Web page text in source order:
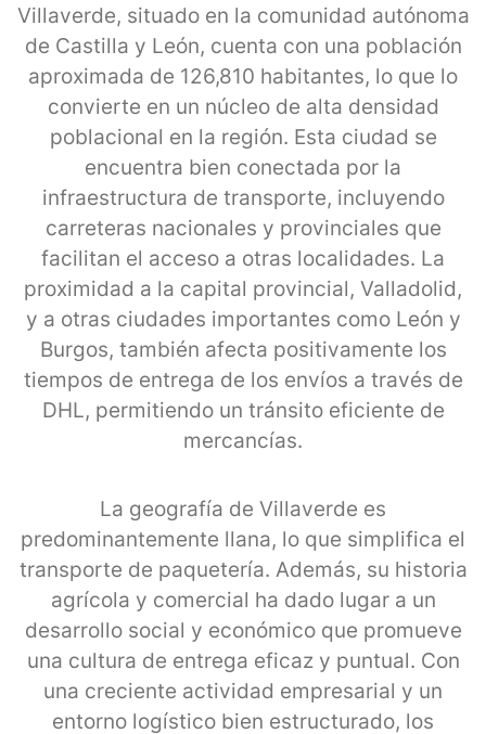
Villaverde, situado en la comunidad autónoma
de Castilla y León, cuenta con una población
aproximada de 126,810 habitantes, lo que lo
convierte en un núcleo de alta densidad
poblacional en la región. Esta ciudad se
encuentra bien conectada por la
infraestructura de transporte, incluyendo
carreteras nacionales y provinciales que
facilitan el acceso a otras localidades. La
proximidad a la capital provincial, Valladolid,
y a otras ciudades importantes como León y
Burgos, también afecta positivamente los
tiempos de entrega de los envíos a través de
DHL, permitiendo un tránsito eficiente de
mercancías.
La geografía de Villaverde es
predominantemente llana, lo que simplifica el
transporte de paquetería. Además, su historia
agrícola y comercial ha dado lugar a un
desarrollo social y económico que promueve
una cultura de entrega eficaz y puntual. Con
una creciente actividad empresarial y un
entorno logístico bien estructurado, los